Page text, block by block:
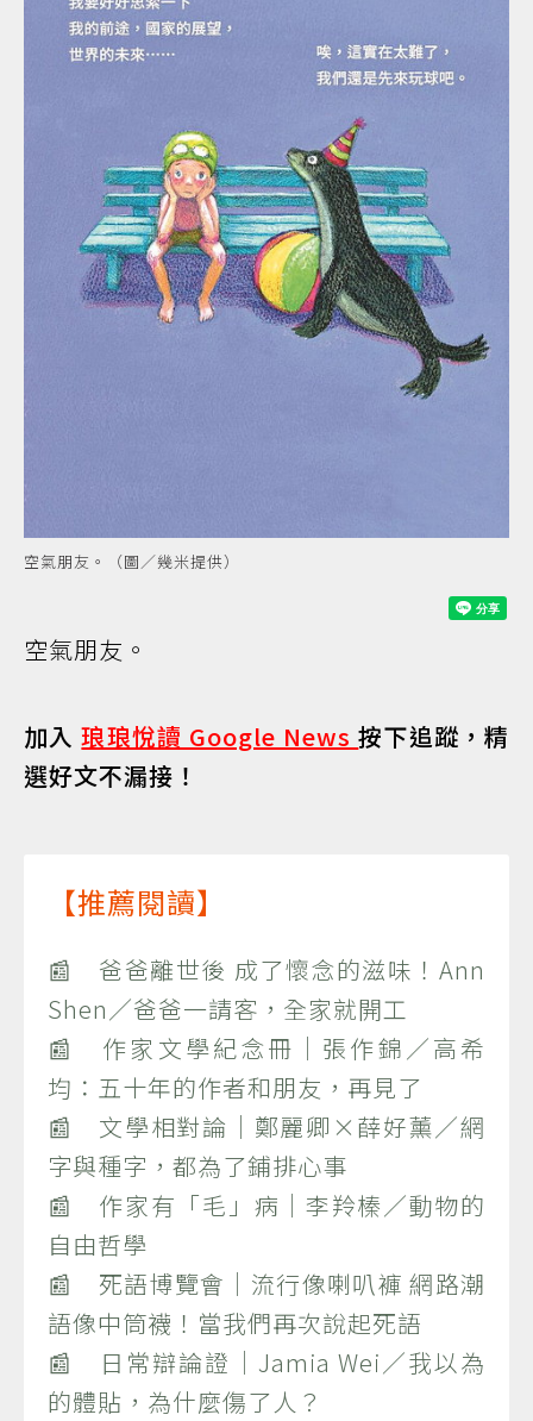
空氣朋友。（圖／幾米提供）
空氣朋友。
加入琅琅悅讀 Google News按下追蹤，精
選好文不漏接！
【推薦閱讀】
📰 爸爸離世後 成了懷念的滋味！Ann
Shen／爸爸一請客，全家就開工
📰 作家文學紀念冊｜張作錦／高希
均：五十年的作者和朋友，再見了
📰 文學相對論｜鄭麗卿×薛好薰／網
字與種字，都為了鋪排心事
📰 作家有「毛」病｜李羚榛／動物的
自由哲學
📰 死語博覽會｜流行像喇叭褲 網路潮
語像中筒襪！當我們再次說起死語
📰 日常辯論證｜Jamia Wei／我以為
的體貼，為什麼傷了人？